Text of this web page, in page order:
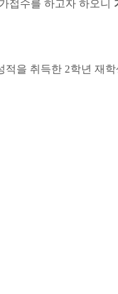
접수를 하고자 하오니
적을 취득한 2학년 재학